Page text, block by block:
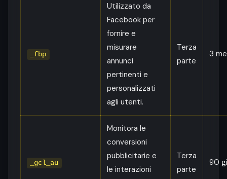
_fbp
Utilizzato da
Facebook per
fornire e
misurare
annunci
pertinenti e
personalizzati
agli utenti.
Terza
parte
3
_gcl_au
Monitora le
conversioni
pubblicitarie e
le interazioni
Terza
parte
90